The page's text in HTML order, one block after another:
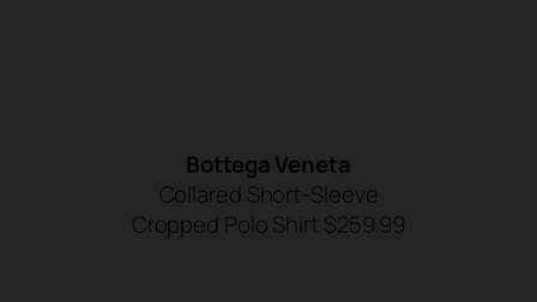
Bottega Veneta
Collared Short-Sleeve
Cropped Polo Shirt $259.99